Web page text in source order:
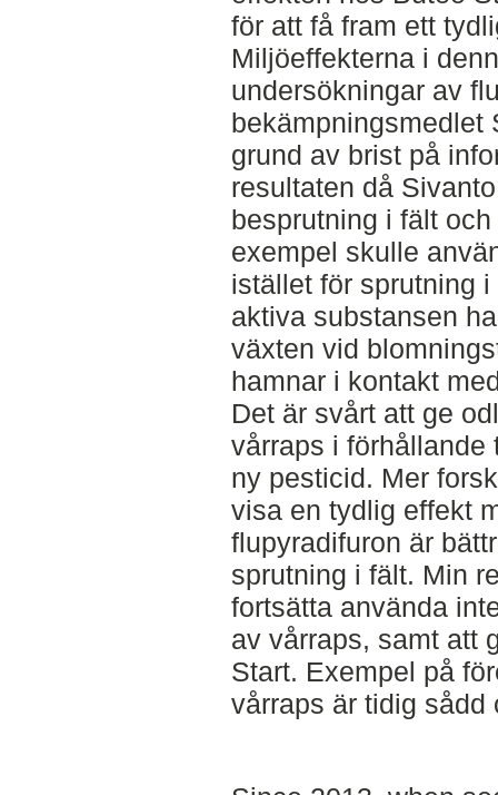
för att få fram ett
Miljöeffekterna i
undersökningar av
bekämpningsmedlet
grund av brist på
resultaten då
besprutning i fält
exempel skulle
istället för sprutning
aktiva substansen
växten vid
hamnar i kontakt
Det är svårt att ge
vårraps i förhållande
ny pesticid. Mer
visa en tydlig effekt
flupyradifuron är
sprutning i fält. Min
fortsätta använda
av vårraps, samt att
Start. Exempel på
vårraps är tidig sådd